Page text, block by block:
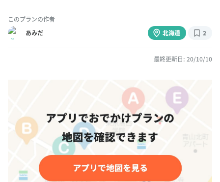
このプランの作者
あみだ
北海道 2
最終更新日: 20/10/10